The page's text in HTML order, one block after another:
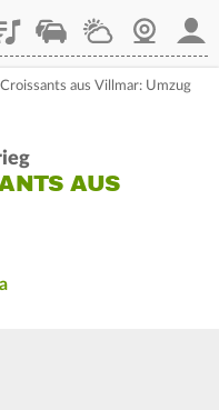
StaupilotWetterWebcam
aus Villmar: Umzug
AUS